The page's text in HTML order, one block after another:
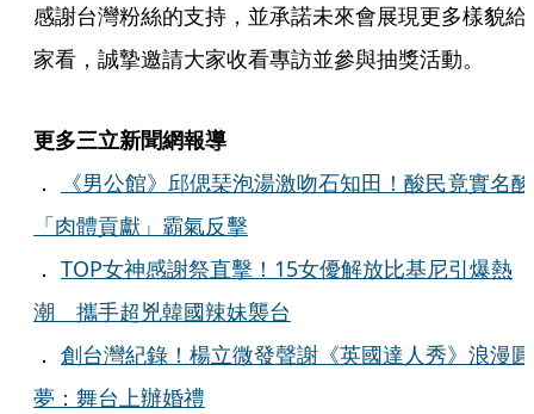
感謝台灣粉絲的支持，並承諾未來會展現更多樣貌給
家看，誠摯邀請大家收看專訪並參與抽獎活動。
更多三立新聞網報導
．
《男公館》邱偲琹泡湯激吻石知田！酸民竟實名酸
「肉體貢獻」霸氣反擊
． TOP女神感謝祭直擊！15女優解放比基尼引爆熱
潮 攜手超兇韓國辣妹襲台
． 創台灣紀錄！楊立微發聲謝《英國達人秀》浪漫圓
夢：舞台上辦婚禮